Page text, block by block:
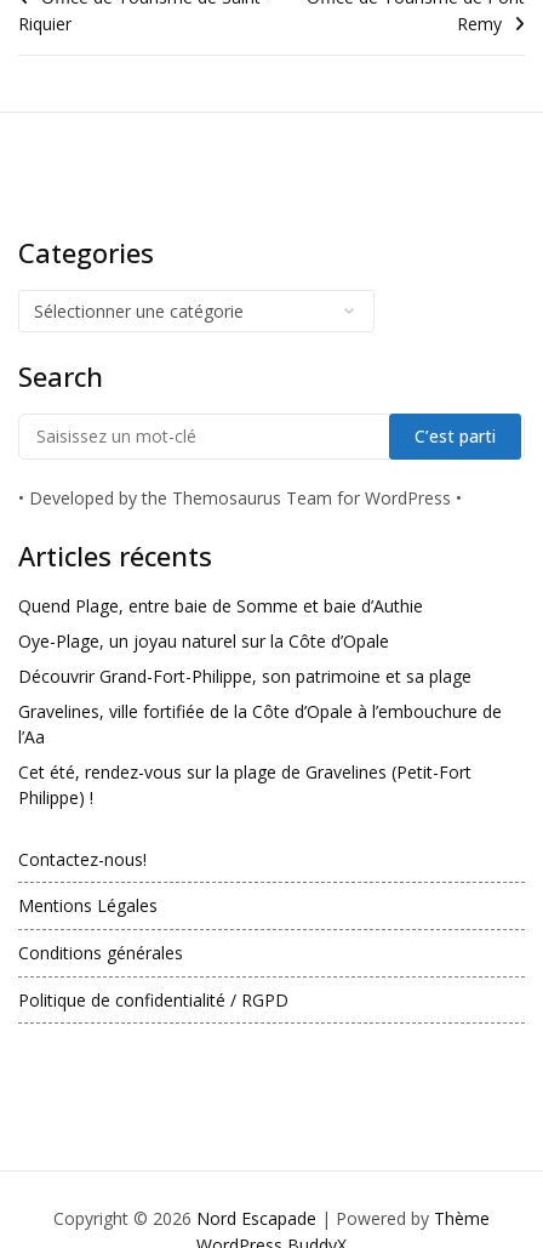
Riquier
Remy
Categories
Search
• Developed by the Themosaurus Team for WordPress •
Articles récents
Quend Plage, entre baie de Somme et baie d’Authie
Oye-Plage, un joyau naturel sur la Côte d’Opale
Découvrir Grand-Fort-Philippe, son patrimoine et sa plage
Gravelines, ville fortifiée de la Côte d’Opale à l’embouchure de
l’Aa
Cet été, rendez-vous sur la plage de Gravelines (Petit-Fort
Philippe) !
Contactez-nous!
Mentions Légales
Conditions générales
Politique de confidentialité / RGPD
Copyright © 2026 Nord Escapade | Powered by Thème